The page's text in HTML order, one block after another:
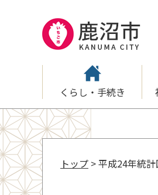
くらし・手続き
トップ > 平成24年統